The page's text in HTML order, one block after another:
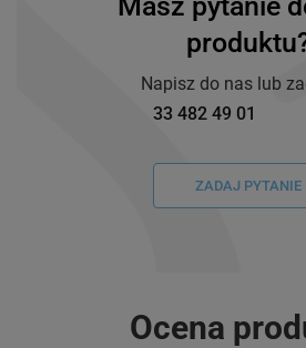
Napisz do nas lub
33 482 49 01
ZADAJ PYTANIE
Ocena